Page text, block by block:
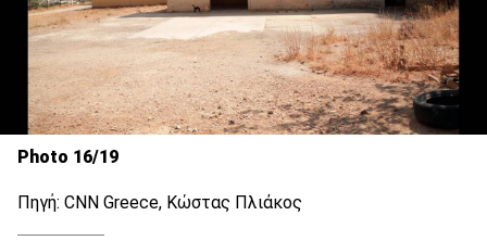
Photo 16/19
Πηγή: CNN Greece, Κώστας Πλιάκος